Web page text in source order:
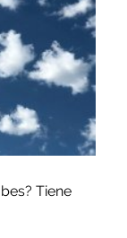
Tiene